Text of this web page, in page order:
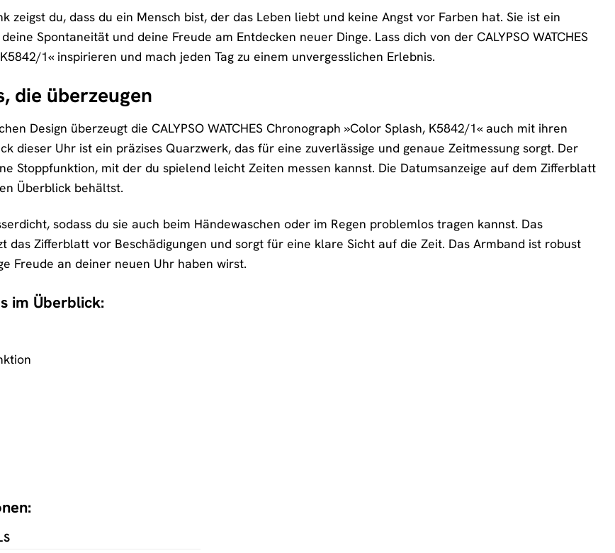
zeigst du, dass du ein Mensch bist, der das Leben liebt und keine Angst vor Farben hat. Sie ist ein
Spontaneität und deine Freude am Entdecken neuer Dinge. Lass dich von der CALYPSO WATCHES
1« inspirieren und mach jeden Tag zu einem unvergesslichen Erlebnis.
die überzeugen
Design überzeugt die CALYPSO WATCHES Chronograph »Color Splash, K5842/1« auch mit ihren
dieser Uhr ist ein präzises Quarzwerk, das für eine zuverlässige und genaue Zeitmessung sorgt. Der
Stoppfunktion, mit der du spielend leicht Zeiten messen kannst. Die Datumsanzeige auf dem Zifferblatt
Überblick behältst.
sodass du sie auch beim Händewaschen oder im Regen problemlos tragen kannst. Das
das Zifferblatt vor Beschädigungen und sorgt für eine klare Sicht auf die Zeit. Das Armband ist robust
Freude an deiner neuen Uhr haben wirst.
im Überblick: